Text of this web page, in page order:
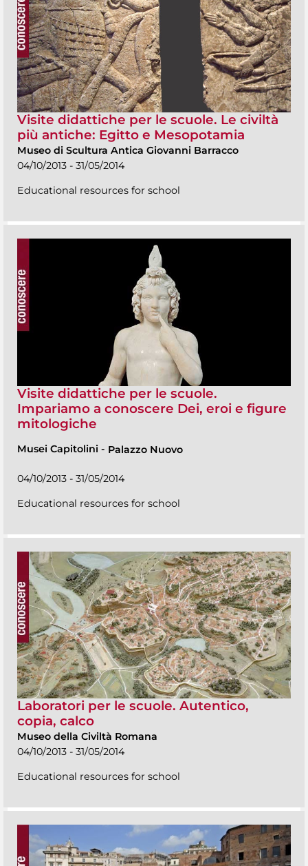
Visite didattiche per le scuole. Le civiltà
più antiche: Egitto e Mesopotamia
Museo di Scultura Antica Giovanni Barracco
04/10/2013 - 31/05/2014
Educational resources for school
Visite didattiche per le scuole.
Impariamo a conoscere Dei, eroi e figure
mitologiche
Musei Capitolini - Palazzo Nuovo
04/10/2013 - 31/05/2014
Educational resources for school
Laboratori per le scuole. Autentico,
copia, calco
Museo della Civiltà Romana
04/10/2013 - 31/05/2014
Educational resources for school